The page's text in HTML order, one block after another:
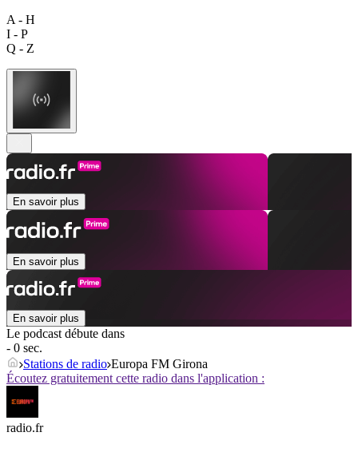
A - H
I - P
Q - Z
En savoir plus
En savoir plus
En savoir plus
Le podcast débute dans
- 0 sec.
Stations de radio Europa FM Girona
Écoutez gratuitement cette radio dans l'application :
radio.fr